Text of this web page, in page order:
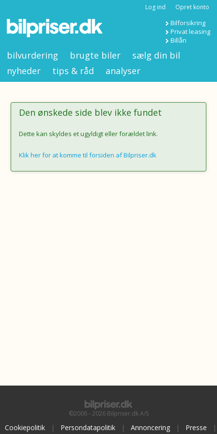
Log ind Opret konto
Bilforsikring
Privat leasing
Billån
bilvurdering brugte biler
sælg din bil
nyheder
tips & råd analyser
Den ønskede side blev ikke fundet
Dette kan skyldes et ugyldigt eller forældet link.
Klik her for at komme til forsiden af Bilpriser.dk
©2006 - 2026 Bilpriser.dk A/S
Cookiepolitik | Persondatapolitik | Annoncering | Presse
|